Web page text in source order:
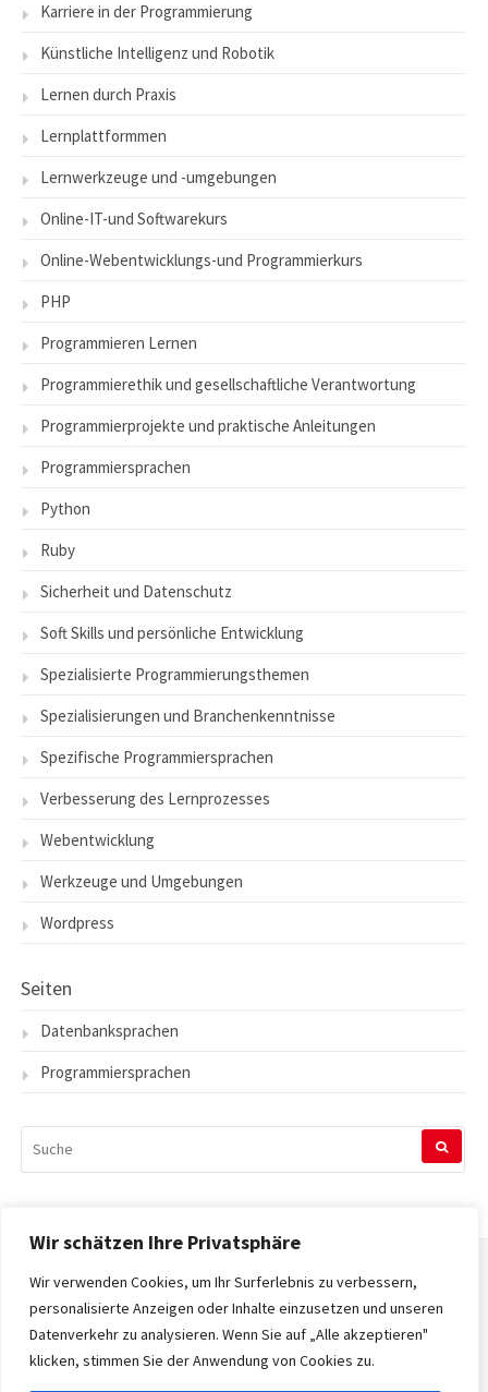
Wir schätzen Ihre Privatsphäre
Wir verwenden Cookies, um Ihr Surferlebnis zu verbessern,
personalisierte Anzeigen oder Inhalte einzusetzen und unseren
Datenverkehr zu analysieren. Wenn Sie auf „Alle akzeptieren"
klicken, stimmen Sie der Anwendung von Cookies zu.
Karriere in der Programmierung
Künstliche Intelligenz und Robotik
Lernen durch Praxis
Lernplattformmen
Lernwerkzeuge und -umgebungen
Online-IT-und Softwarekurs
Online-Webentwicklungs-und Programmierkurs
PHP
Programmieren Lernen
Programmierethik und gesellschaftliche Verantwortung
Programmierprojekte und praktische Anleitungen
Programmiersprachen
Python
Ruby
Sicherheit und Datenschutz
Soft Skills und persönliche Entwicklung
Spezialisierte Programmierungsthemen
Spezialisierungen und Branchenkenntnisse
Spezifische Programmiersprachen
Verbesserung des Lernprozesses
Webentwicklung
Werkzeuge und Umgebungen
Wordpress
Seiten
Datenbanksprachen
Programmiersprachen
NACH:
Startseite
Datenschutzerklärung